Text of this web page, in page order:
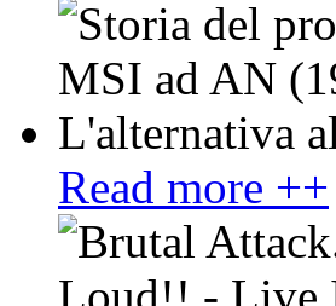
Read more ++